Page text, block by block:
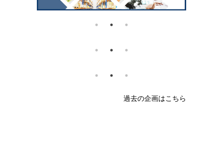
過去の企画はこちら